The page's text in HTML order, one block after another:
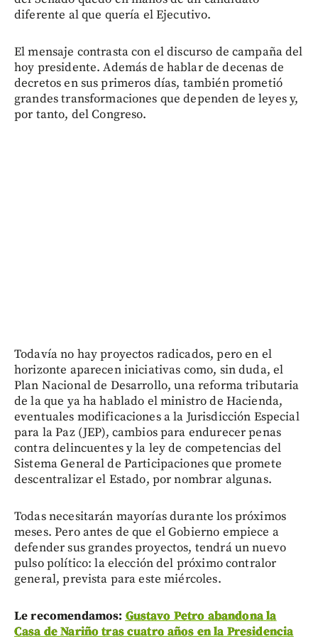
diferente al que quería el Ejecutivo.
El mensaje contrasta con el discurso de campaña del
hoy presidente. Además de hablar de decenas de
decretos en sus primeros días, también prometió
grandes transformaciones que dependen de leyes y,
por tanto, del Congreso.
Todavía no hay proyectos radicados, pero en el
horizonte aparecen iniciativas como, sin duda, el
Plan Nacional de Desarrollo, una reforma tributaria
de la que ya ha hablado el ministro de Hacienda,
eventuales modificaciones a la Jurisdicción Especial
para la Paz (JEP), cambios para endurecer penas
contra delincuentes y la ley de competencias del
Sistema General de Participaciones que promete
descentralizar el Estado, por nombrar algunas.
Todas necesitarán mayorías durante los próximos
meses. Pero antes de que el Gobierno empiece a
defender sus grandes proyectos, tendrá un nuevo
pulso político: la elección del próximo contralor
general, prevista para este miércoles.
Le recomendamos: Gustavo Petro abandona la
Casa de Nariño tras cuatro años en la Presidencia